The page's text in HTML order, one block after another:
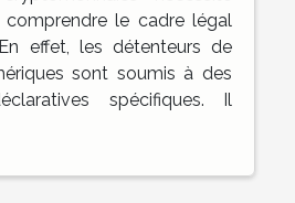
le cadre légal
effet, les détenteurs de
sont soumis à des
spécifiques. Il